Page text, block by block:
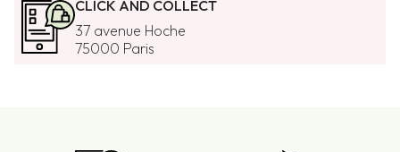
CLICK AND COLLECT
37 avenue Hoche
75000 Paris